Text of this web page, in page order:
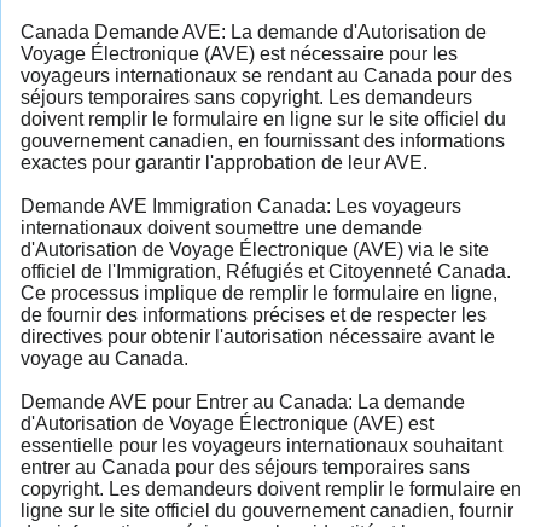
Canada Demande AVE: La demande d'Autorisation de
Voyage Électronique (AVE) est nécessaire pour les
voyageurs internationaux se rendant au Canada pour des
séjours temporaires sans copyright. Les demandeurs
doivent remplir le formulaire en ligne sur le site officiel du
gouvernement canadien, en fournissant des informations
exactes pour garantir l'approbation de leur AVE.
Demande AVE Immigration Canada: Les voyageurs
internationaux doivent soumettre une demande
d'Autorisation de Voyage Électronique (AVE) via le site
officiel de l'Immigration, Réfugiés et Citoyenneté Canada.
Ce processus implique de remplir le formulaire en ligne,
de fournir des informations précises et de respecter les
directives pour obtenir l'autorisation nécessaire avant le
voyage au Canada.
Demande AVE pour Entrer au Canada: La demande
d'Autorisation de Voyage Électronique (AVE) est
essentielle pour les voyageurs internationaux souhaitant
entrer au Canada pour des séjours temporaires sans
copyright. Les demandeurs doivent remplir le formulaire en
ligne sur le site officiel du gouvernement canadien, fournir